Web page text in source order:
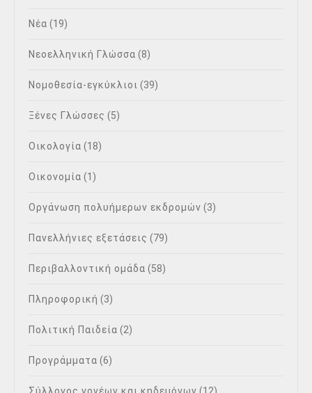
Νέα (19)
Νεοελληνική Γλώσσα (8)
Νομοθεσία-εγκύκλιοι (39)
Ξένες Γλώσσες (5)
Οικολογία (18)
Οικονομία (1)
Οργάνωση πολυήμερων εκδρομών (3)
Πανελλήνιες εξετάσεις (79)
Περιβαλλοντική ομάδα (58)
Πληροφορική (3)
Πολιτική Παιδεία (2)
Προγράμματα (6)
Σύλλογος γονέων και κηδεμόνων (12)